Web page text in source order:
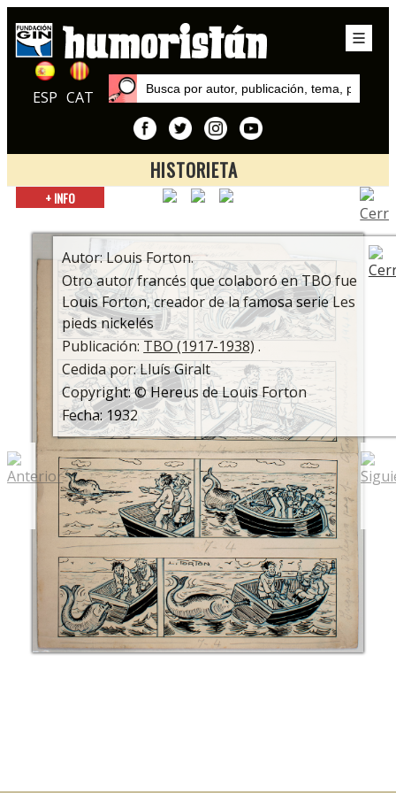
ESP CAT
HISTORIETA
Inicio
Colección privada de Lluís Giralt
+ INFO
Autor: Louis Forton.
Otro autor francés que colaboró en TBO fue
Louis Forton, creador de la famosa serie Les
pieds nickelés
Publicación:TBO (1917-1938) .
Cedida por: Lluís Giralt
Copyright: © Hereus de Louis Forton
Fecha: 1932